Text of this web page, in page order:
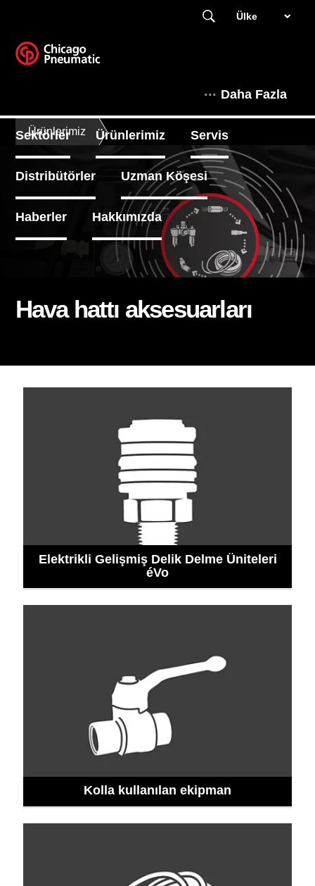
Ülke
Daha Fazla
Sektörler Ürünlerimiz Servis
Distribütörler Uzman Köşesi
Haberler Hakkımızda
Ürünlerimiz
Hava hattı aksesuarları
Elektrikli Gelişmiş Delik Delme Üniteleri
éVo
Kolla kullanılan ekipman